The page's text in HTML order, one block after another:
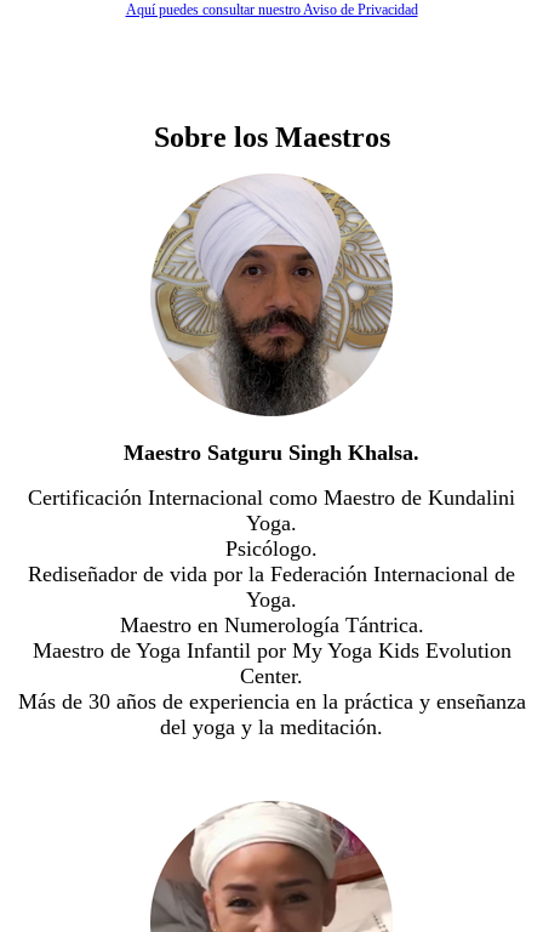
Aquí puedes consultar nuestro Aviso de Privacidad
Sobre los Maestros
Maestro Satguru Singh Khalsa.
Certificación Internacional como Maestro de Kundalini
Yoga.
Psicólogo.
Rediseñador de vida por la Federación Internacional de
Yoga.
Maestro en Numerología Tántrica.
Maestro de Yoga Infantil por My Yoga Kids Evolution
Center.
Más de 30 años de experiencia en la práctica y enseñanza
del yoga y la meditación.